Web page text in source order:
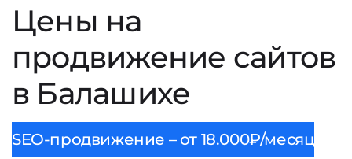
Цены на
продвижение сайтов
в Балашихе
SEO-продвижение – от 18.000₽/месяц